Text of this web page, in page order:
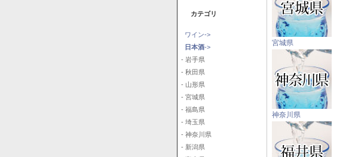
カテゴリ
ワイン->
日本酒->
- 岩手県
- 秋田県
- 山形県
- 宮城県
- 福島県
- 埼玉県
- 神奈川県
- 新潟県
宮城県
神奈川県